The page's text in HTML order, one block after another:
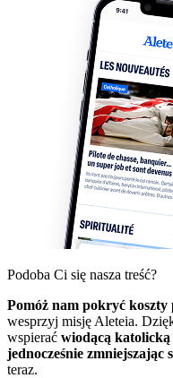
Podoba Ci się nasza treść?
Pomóż nam pokryć
wesprzyj misję Aleteia.
wspierać wiodącą katolicką
jednocześnie zmniejszając
teraz.